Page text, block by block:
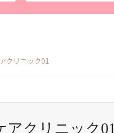
クリニック01
アクリニック01